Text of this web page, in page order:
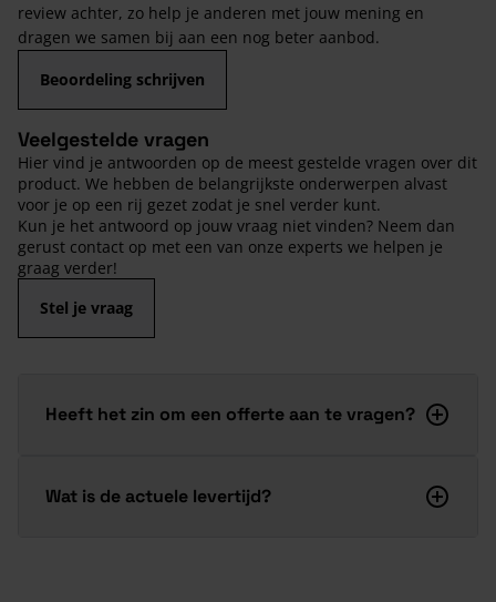
review achter, zo help je anderen met jouw mening en
dragen we samen bij aan een nog beter aanbod.
Beoordeling schrijven
Veelgestelde vragen
Hier vind je antwoorden op de meest gestelde vragen over dit
product. We hebben de belangrijkste onderwerpen alvast
voor je op een rij gezet zodat je snel verder kunt.
Kun je het antwoord op jouw vraag niet vinden? Neem dan
gerust contact op met een van onze experts we helpen je
graag verder!
Stel je vraag
Heeft het zin om een offerte aan te vragen?
Wat is de actuele levertijd?